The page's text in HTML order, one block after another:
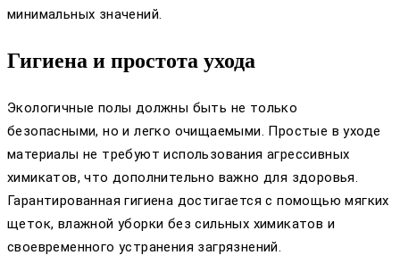
минимальных значений.
Гигиена и простота ухода
Экологичные полы должны быть не только
безопасными, но и легко очищаемыми. Простые в уходе
материалы не требуют использования агрессивных
химикатов, что дополнительно важно для здоровья.
Гарантированная гигиена достигается с помощью мягких
щеток, влажной уборки без сильных химикатов и
своевременного устранения загрязнений.